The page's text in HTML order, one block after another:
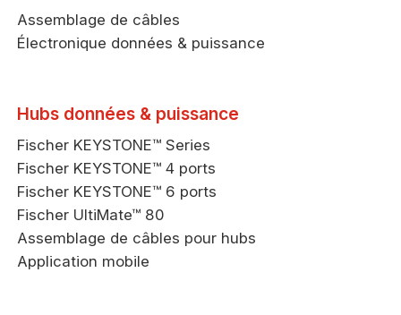
Assemblage de câbles
Électronique données & puissance
Hubs données & puissance
Fischer KEYSTONE™ Series
Fischer KEYSTONE™ 4 ports
Fischer KEYSTONE™ 6 ports
Fischer UltiMate™ 80
Assemblage de câbles pour hubs
Application mobile